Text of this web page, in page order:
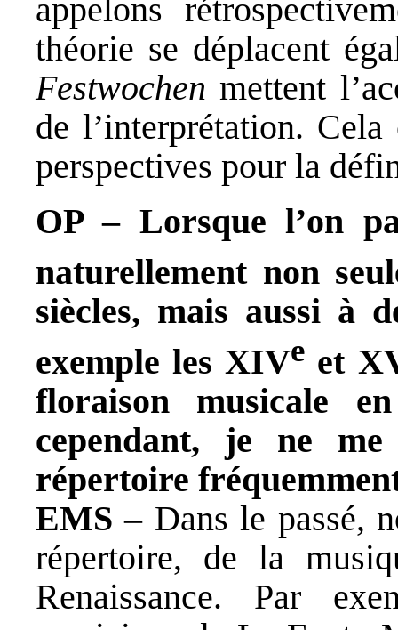
appelons
théorie se déplacent
Festwochen mettent
de l’interprétation.
perspectives pour la
OP – Lorsque l’on
naturellement non
siècles, mais aussi à
exemple les XIVe et
floraison musicale
cependant, je ne
répertoire
EMS –Dans le passé,
répertoire, de la
Renaissance. Par